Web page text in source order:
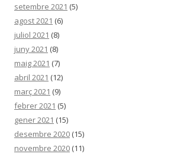
setembre 2021 (5)
agost 2021 (6)
juliol 2021 (8)
juny 2021 (8)
maig 2021 (7)
abril 2021 (12)
març 2021 (9)
febrer 2021 (5)
gener 2021 (15)
desembre 2020 (15)
novembre 2020 (11)